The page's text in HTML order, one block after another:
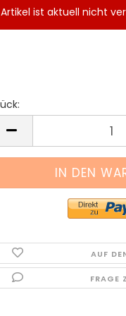
Artikel ist aktuell nicht
AUF
FRAGE